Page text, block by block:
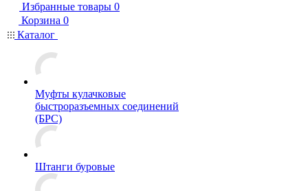
Избранные товары 0
Корзина 0
Каталог
Муфты кулачковые
быстроразъемных соединений
(БРС)
Штанги буровые